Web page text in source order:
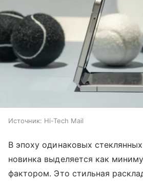
Источник: Hi-Tech Mail
В эпоху одинаковых
новинка выделяется как
фактором. Это стильная